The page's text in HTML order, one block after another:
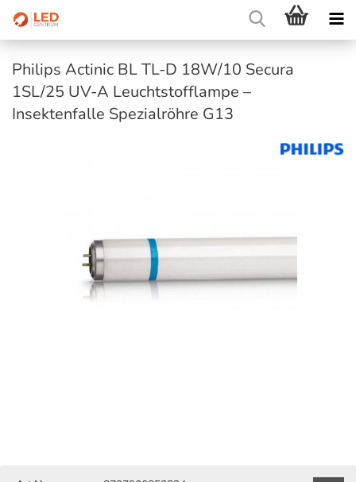
Philips Actinic BL TL-D 18W/10 Secura
1SL/25 UV-A Leuchtstofflampe –
Insektenfalle Spezialröhre G13